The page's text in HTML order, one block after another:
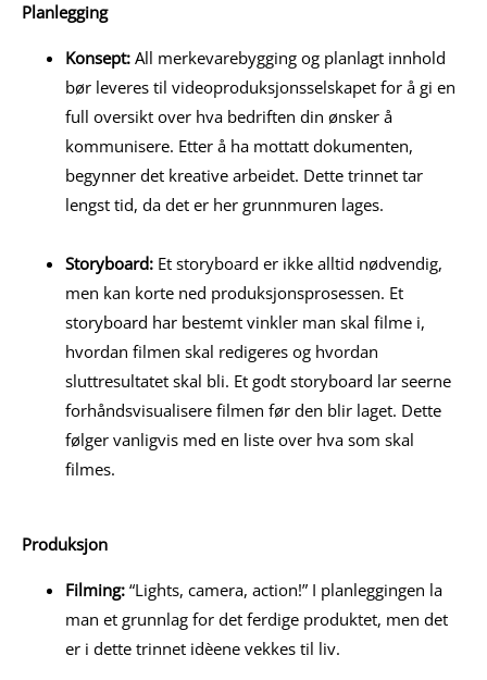
Planlegging
Konsept: All merkevarebygging og planlagt innhold
bør leveres til videoproduksjonsselskapet for å gi en
full oversikt over hva bedriften din ønsker å
kommunisere. Etter å ha mottatt dokumenten,
begynner det kreative arbeidet. Dette trinnet tar
lengst tid, da det er her grunnmuren lages.
Storyboard: Et storyboard er ikke alltid nødvendig,
men kan korte ned produksjonsprosessen. Et
storyboard har bestemt vinkler man skal filme i,
hvordan filmen skal redigeres og hvordan
sluttresultatet skal bli. Et godt storyboard lar seerne
forhåndsvisualisere filmen før den blir laget. Dette
følger vanligvis med en liste over hva som skal
filmes.
Produksjon
Filming: “Lights, camera, action!” I planleggingen la
man et grunnlag for det ferdige produktet, men det
er i dette trinnet idèene vekkes til liv.